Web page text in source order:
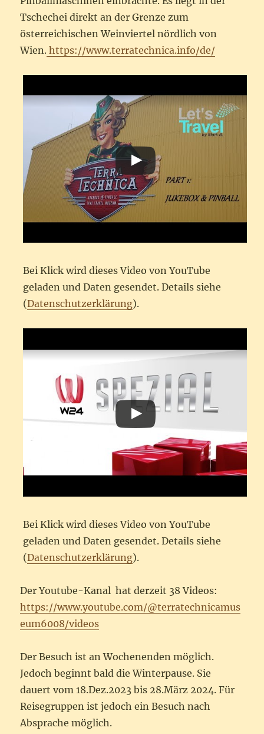
Tschechei direkt an der Grenze zum
österreichischen Weinviertel nördlich von
Wien. https://www.terratechnica.info/de/
Bei Klick wird dieses Video von YouTube
geladen und Daten gesendet. Details siehe
(Datenschutzerklärung).
Bei Klick wird dieses Video von YouTube
geladen und Daten gesendet. Details siehe
(Datenschutzerklärung).
Der Youtube-Kanal hat derzeit 38 Videos:
https://www.youtube.com/@terratechnicamus
eum6008/videos
Der Besuch ist an Wochenenden möglich.
Jedoch beginnt bald die Winterpause. Sie
dauert vom 18.Dez.2023 bis 28.März 2024. Für
Reisegruppen ist jedoch ein Besuch nach
Absprache möglich.